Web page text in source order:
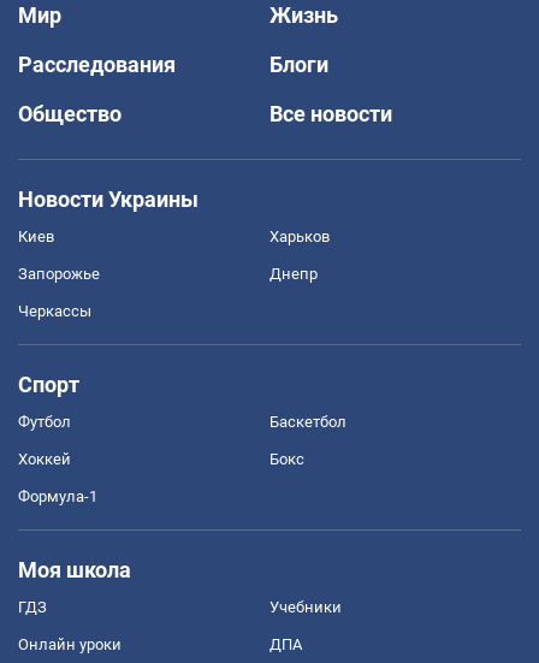
Мир
Жизнь
Расследования
Блоги
Общество
Все новости
Новости Украины
Киев Харьков
Запорожье Днепр
Черкассы
Спорт
Футбол Баскетбол
Хоккей Бокс
Формула-1
Моя школа
ГДЗ Учебники
Онлайн уроки ДПА